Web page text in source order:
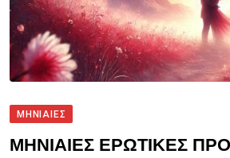
ΜΗΝΙΑΙΕΣ
ΜΗΝΙΑΙΕΣ ΕΡΩΤΙΚΕΣ